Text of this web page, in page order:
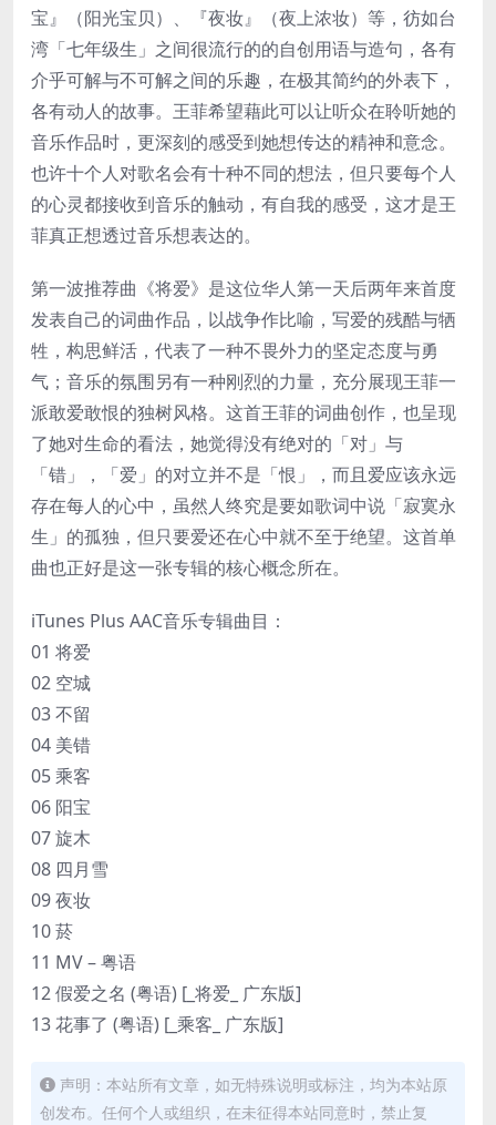
宝』（阳光宝贝）、『夜妆』（夜上浓妆）等，彷如台
湾「七年级生」之间很流行的的自创用语与造句，各有
介乎可解与不可解之间的乐趣，在极其简约的外表下，
各有动人的故事。王菲希望藉此可以让听众在聆听她的
音乐作品时，更深刻的感受到她想传达的精神和意念。
也许十个人对歌名会有十种不同的想法，但只要每个人
的心灵都接收到音乐的触动，有自我的感受，这才是王
菲真正想透过音乐想表达的。
第一波推荐曲《将爱》是这位华人第一天后两年来首度
发表自己的词曲作品，以战争作比喻，写爱的残酷与牺
牲，构思鲜活，代表了一种不畏外力的坚定态度与勇
气；音乐的氛围另有一种刚烈的力量，充分展现王菲一
派敢爱敢恨的独树风格。这首王菲的词曲创作，也呈现
了她对生命的看法，她觉得没有绝对的「对」与
「错」，「爱」的对立并不是「恨」，而且爱应该永远
存在每人的心中，虽然人终究是要如歌词中说「寂寞永
生」的孤独，但只要爱还在心中就不至于绝望。这首单
曲也正好是这一张专辑的核心概念所在。
iTunes Plus AAC音乐专辑曲目：
01 将爱
02 空城
03 不留
04 美错
05 乘客
06 阳宝
07 旋木
08 四月雪
09 夜妆
10 菸
11 MV – 粤语
12 假爱之名 (粤语) [_将爱_ 广东版]
13 花事了 (粤语) [_乘客_ 广东版]
声明：本站所有文章，如无特殊说明或标注，均为本站原
创发布。任何个人或组织，在未征得本站同意时，禁止复